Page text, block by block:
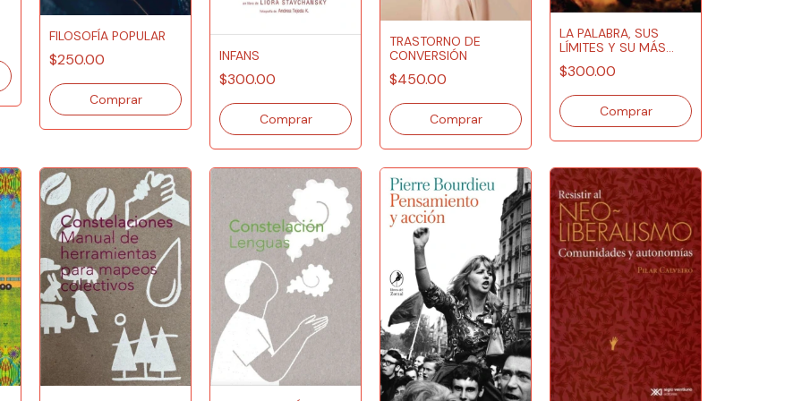
FILOSOFÍA POPULAR
$250.00 INFANS
$300.00
TRASTORNO DE
CONVERSIÓN
$450.00
LA PALABRA, SUS
LÍMITES Y SU MÁS
ALLÁ
$300.00